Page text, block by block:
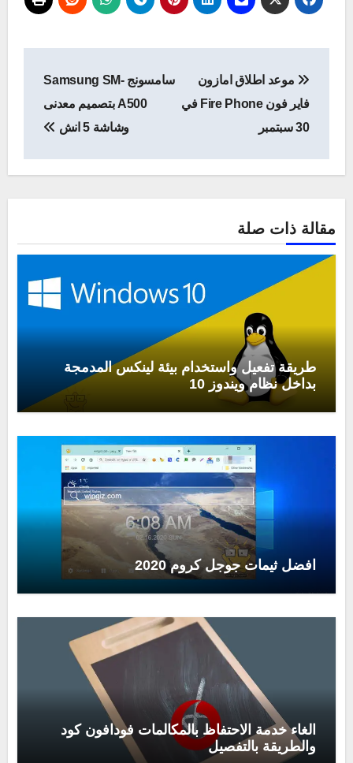
المقالات
موعد اطلاق امازون
فاير فون Fire Phone في
30 سبتمبر
سامسونج Samsung SM-
A500 بتصميم معدنى
وشاشة 5 انش
مقالة ذات صلة
طريقة تفعيل واستخدام بيئة لينكس المدمجة
بداخل نظام ويندوز 10
افضل ثيمات جوجل كروم 2020
الغاء خدمة الاحتفاظ بالمكالمات فودافون كود
والطريقة بالتفصيل